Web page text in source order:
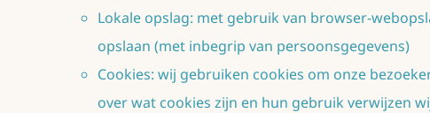
Lokale opslag: met gebruik van browser-
opslaan (met inbegrip van persoonsgegevens)
Cookies: wij gebruiken cookies om onze
over wat cookies zijn en hun gebruik verwijzen